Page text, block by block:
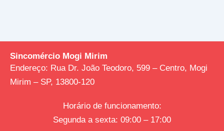
Sincomércio Mogi Mirim
Endereço: Rua Dr. João Teodoro, 599 – Centro, Mogi
Mirim – SP, 13800-120
Horário de funcionamento:
Segunda a sexta: 09:00 – 17:00